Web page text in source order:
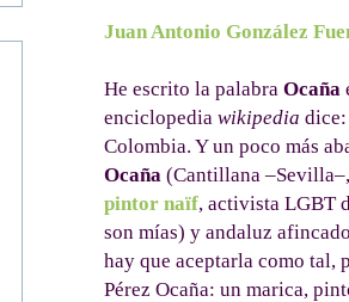
Juan Antonio González
He escrito la palabra Ocaña
enciclopedia wikipedia dice:
Colombia. Y un poco más
Ocaña (Cantillana
pintor naïf, activista LGBT
son mías) y andaluz
hay que aceptarla como tal,
Pérez Ocaña: un marica,